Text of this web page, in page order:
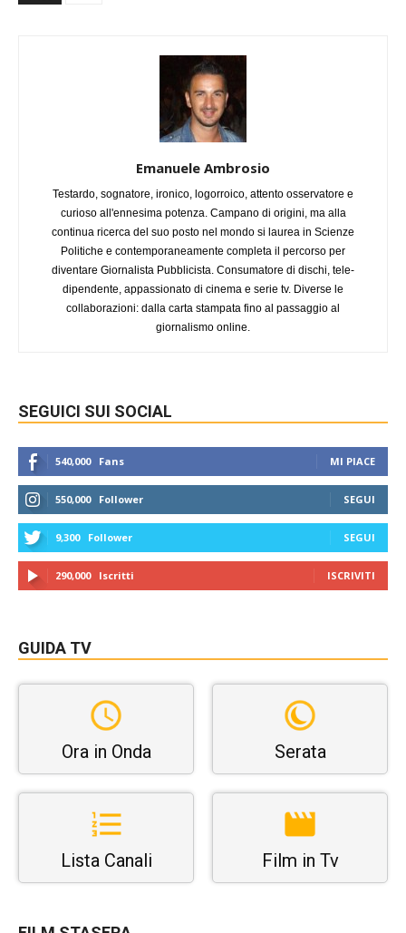
Emanuele Ambrosio
Testardo, sognatore, ironico, logorroico, attento osservatore e
curioso all'ennesima potenza. Campano di origini, ma alla
continua ricerca del suo posto nel mondo si laurea in Scienze
Politiche e contemporaneamente completa il percorso per
diventare Giornalista Pubblicista. Consumatore di dischi, tele-
dipendente, appassionato di cinema e serie tv. Diverse le
collaborazioni: dalla carta stampata fino al passaggio al
giornalismo online.
SEGUICI SUI SOCIAL
540,000 Fans MI PIACE
550,000 Follower SEGUI
9,300 Follower SEGUI
290,000 Iscritti ISCRIVITI
GUIDA TV
Ora in Onda Serata
Lista Canali Film in Tv